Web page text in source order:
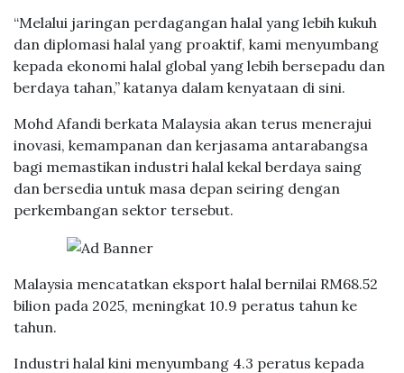
“Melalui jaringan perdagangan halal yang lebih kukuh
dan diplomasi halal yang proaktif, kami menyumbang
kepada ekonomi halal global yang lebih bersepadu dan
berdaya tahan,” katanya dalam kenyataan di sini.
Mohd Afandi berkata Malaysia akan terus menerajui
inovasi, kemampanan dan kerjasama antarabangsa
bagi memastikan industri halal kekal berdaya saing
dan bersedia untuk masa depan seiring dengan
perkembangan sektor tersebut.
Malaysia mencatatkan eksport halal bernilai RM68.52
bilion pada 2025, meningkat 10.9 peratus tahun ke
tahun.
Industri halal kini menyumbang 4.3 peratus kepada